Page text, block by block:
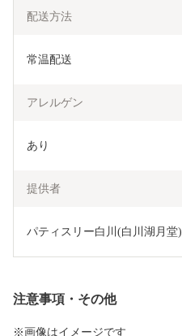
配送方法
常温配送
アレルゲン
あり
提供者
パティスリー白川(白川湖月堂)
注意事項・その他
※画像はイメージです